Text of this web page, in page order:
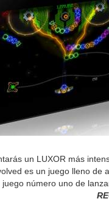
un LUXOR más
es un juego lleno de
juego número uno de